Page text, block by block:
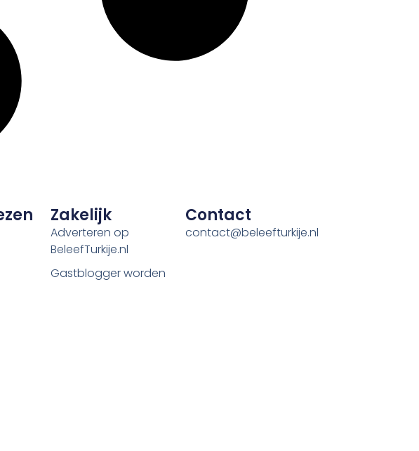
Zakelijk
Adverteren op
BeleefTurkije.nl
Gastblogger worden
Contact
contact@beleefturkije.nl